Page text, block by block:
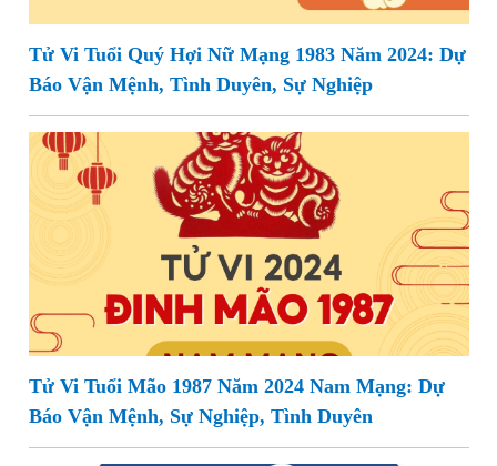
Tử Vi Tuổi Quý Hợi Nữ Mạng 1983 Năm 2024: Dự
Báo Vận Mệnh, Tình Duyên, Sự Nghiệp
Tử Vi Tuổi Mão 1987 Năm 2024 Nam Mạng: Dự
Báo Vận Mệnh, Sự Nghiệp, Tình Duyên